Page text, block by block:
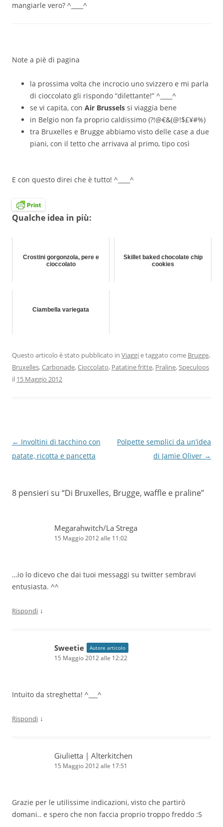
mangiarle vero? ^____^
Note a piè di pagina
la prossima volta che incrocio uno svizzero e mi parla
di cioccolato gli rispondo “dilettante!” ^____^
se vi capita, con Air Brussels si viaggia bene
in Belgio non fa proprio caldissimo (?!@€&(@!$£¥#%)
tra Bruxelles e Brugge abbiamo visto delle case a due
piani, con il tetto che arrivava al primo, tipo così
E con questo direi che è tutto! ^____^
Qualche idea in più:
Crostini gorgonzola, pere e
cioccolato
Skillet baked chocolate chip
cookies
Ciambella variegata
Questo articolo è stato pubblicato in Viaggie taggato come Brugge,
Bruxelles,Carbonade,Cioccolato, Patatine fritte, Praline, Speculoos
il 15 Maggio 2012
Navigazione
articolo
← Involtini di tacchino con
patate, ricotta e pancetta
Polpette semplici da un’idea
di Jamie Oliver →
8 pensieri su “Di Bruxelles, Brugge, waffle e praline”
Megarahwitch/La Strega
15 Maggio 2012 alle 11:02
…io lo dicevo che dai tuoi messaggi su twitter sembravi
entusiasta. ^^
Rispondi ↓
Sweetie Autore articolo
15 Maggio 2012 alle 12:22
Intuito da streghetta! ^___^
Rispondi ↓
Giulietta | Alterkitchen
15 Maggio 2012 alle 17:51
Grazie per le utilissime indicazioni, visto che partirò
domani.. e spero che non faccia proprio troppo freddo :S